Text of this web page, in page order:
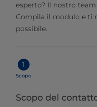
esperto? Il nostro
Compila il modulo e ti
possibile.
1
Scopo
Scopo del